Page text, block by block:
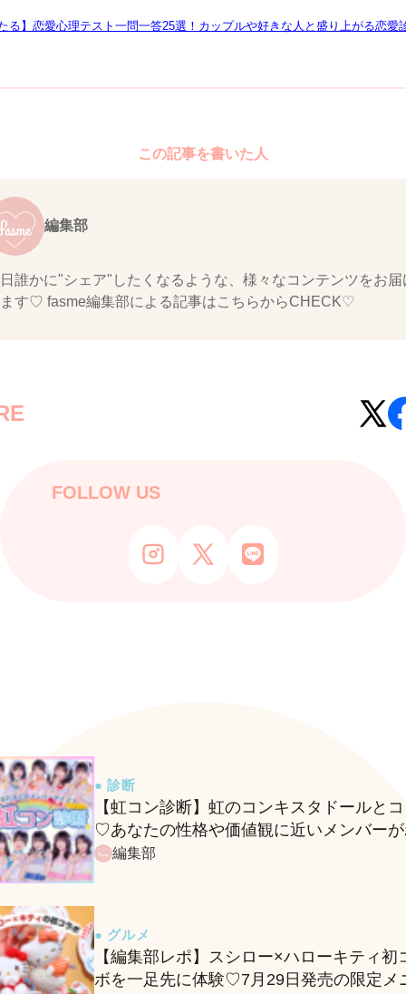
る】恋愛心理テスト一問一答25選！カップルや好きな人と盛り上がる恋愛
この記事を書いた人
編集部
誰かに"シェア"したくなるような、様々なコンテンツをお届
す♡ fasme編集部による記事はこちらからCHECK♡
FOLLOW US
● 診断
【虹コン診断】虹のコンキスタドールと
♡あなたの性格や価値観に近いメンバー
る、fasmeの新診断がスタート！
編集部
● グルメ
【編集部レポ】スシロー×ハローキティ初
ボを一足先に体験♡7月29日発売の限定メ